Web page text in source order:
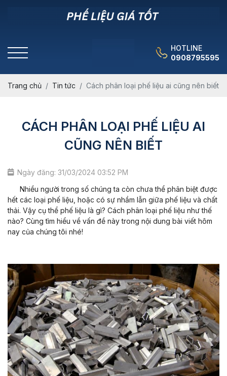
HOTLINE
0908795595
Trang chủ Tin tức Cách phân loại phế liệu ai cũng nên biết
CÁCH PHÂN LOẠI PHẾ LIỆU AI
CŨNG NÊN BIẾT
Ngày đăng: 31/03/2024 03:52 PM
Nhiều người trong số chúng ta còn chưa thể phân biệt được
hết các loại phế liệu, hoặc có sự nhầm lẫn giữa phế liệu và chất
thải. Vậy cụ thể phế liệu là gì? Cách phân loại phế liệu như thế
nào? Cùng tìm hiểu về vấn đề này trong nội dung bài viết hôm
nay của chúng tôi nhé!